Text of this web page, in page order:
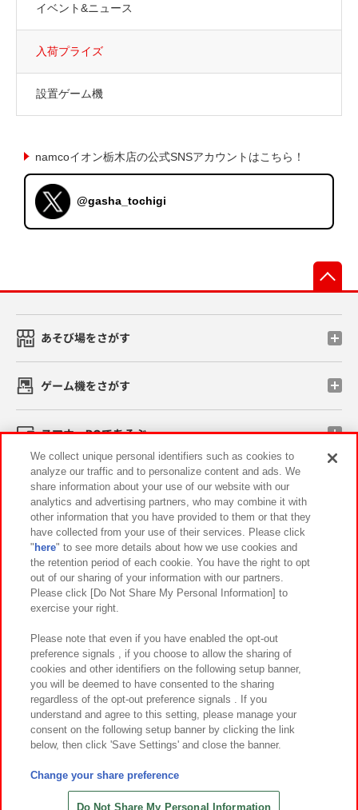
イベント&ニュース
入荷プライズ
設置ゲーム機
namcoイオン栃木店の公式SNSアカウントはこちら！
@gasha_tochigi
あそび場をさがす
ゲーム機をさがす
スマホ・PCであそぶ
イベント・キャンペーン
関連会社 サステナビリティ サイトポリシー
プライバシーポリシー ウェブアクセシビリティ方針と検証結果
お取引先さまとともに
カスタマーハラスメント対応方針 よくあるご質問・お問い合わせ
©Bandai Namco Amusement Inc.
©Bandai Namco Amusement Lab Inc.
©HANAYASHIKI Co., Ltd. All Rights Reserved.
We collect unique personal identifiers such as cookies to
analyze our traffic and to personalize content and ads. We
share information about your use of our website with our
analytics and advertising partners, who may combine it with
other information that you have provided to them or that they
have collected from your use of their services. Please click
" here" to see more details about how we use cookies and
the retention period of each cookie. You have the right to opt
out of our sharing of your information with our partners.
Please click [Do Not Share My Personal Information] to
exercise your right.
Please note that even if you have enabled the opt-out
preference signals , if you choose to allow the sharing of
cookies and other identifiers on the following setup banner,
you will be deemed to have consented to the sharing
regardless of the opt-out preference signals . If you
understand and agree to this setting, please manage your
consent on the following setup banner by clicking the link
below, then click 'Save Settings' and close the banner.
Change your share preference
Do Not Share My Personal Information